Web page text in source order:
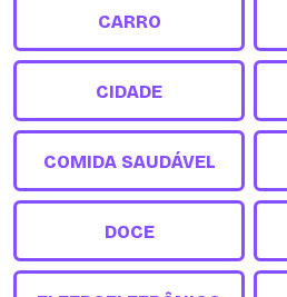
CARRO
CIDADE
COMIDA SAUDÁVEL
DOCE